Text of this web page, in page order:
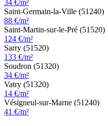
34 €/m²
Saint-Germain-la-Ville (51240)
88 €/m²
Saint-Martin-sur-le-Pré (51520)
124 €/m²
Sarry (51520)
133 €/m²
Soudron (51320)
34 €/m²
Vatry (51320)
14 €/m²
Vésigneul-sur-Marne (51240)
41 €/m²